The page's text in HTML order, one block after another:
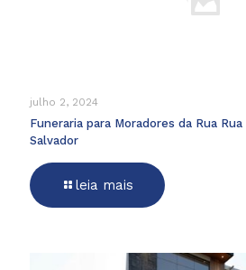
julho 2, 2024
Funeraria para Moradores da Rua
Salvador
leia mais